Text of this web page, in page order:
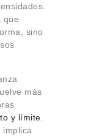
que
sino
más
y límite
implica